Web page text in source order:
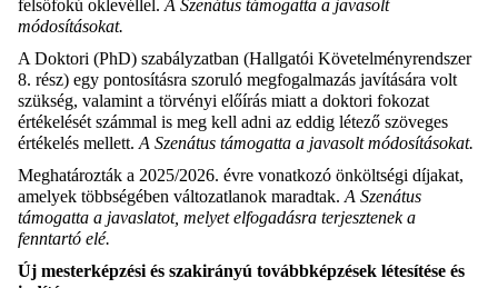
felsőfokú oklevéllel. A Szenátus támogatta a javasolt
módosításokat.
A Doktori (PhD) szabályzatban (Hallgatói Követelményrendszer
8. rész) egy pontosításra szoruló megfogalmazás javítására volt
szükség, valamint a törvényi előírás miatt a doktori fokozat
értékelését számmal is meg kell adni az eddig létező szöveges
értékelés mellett. A Szenátus támogatta a javasolt módosításokat.
Meghatározták a 2025/2026. évre vonatkozó önköltségi díjakat,
amelyek többségében változatlanok maradtak. A Szenátus
támogatta a javaslatot, melyet elfogadásra terjesztenek a
fenntartó elé.
Új mesterképzési és szakirányú továbbképzések létesítése és